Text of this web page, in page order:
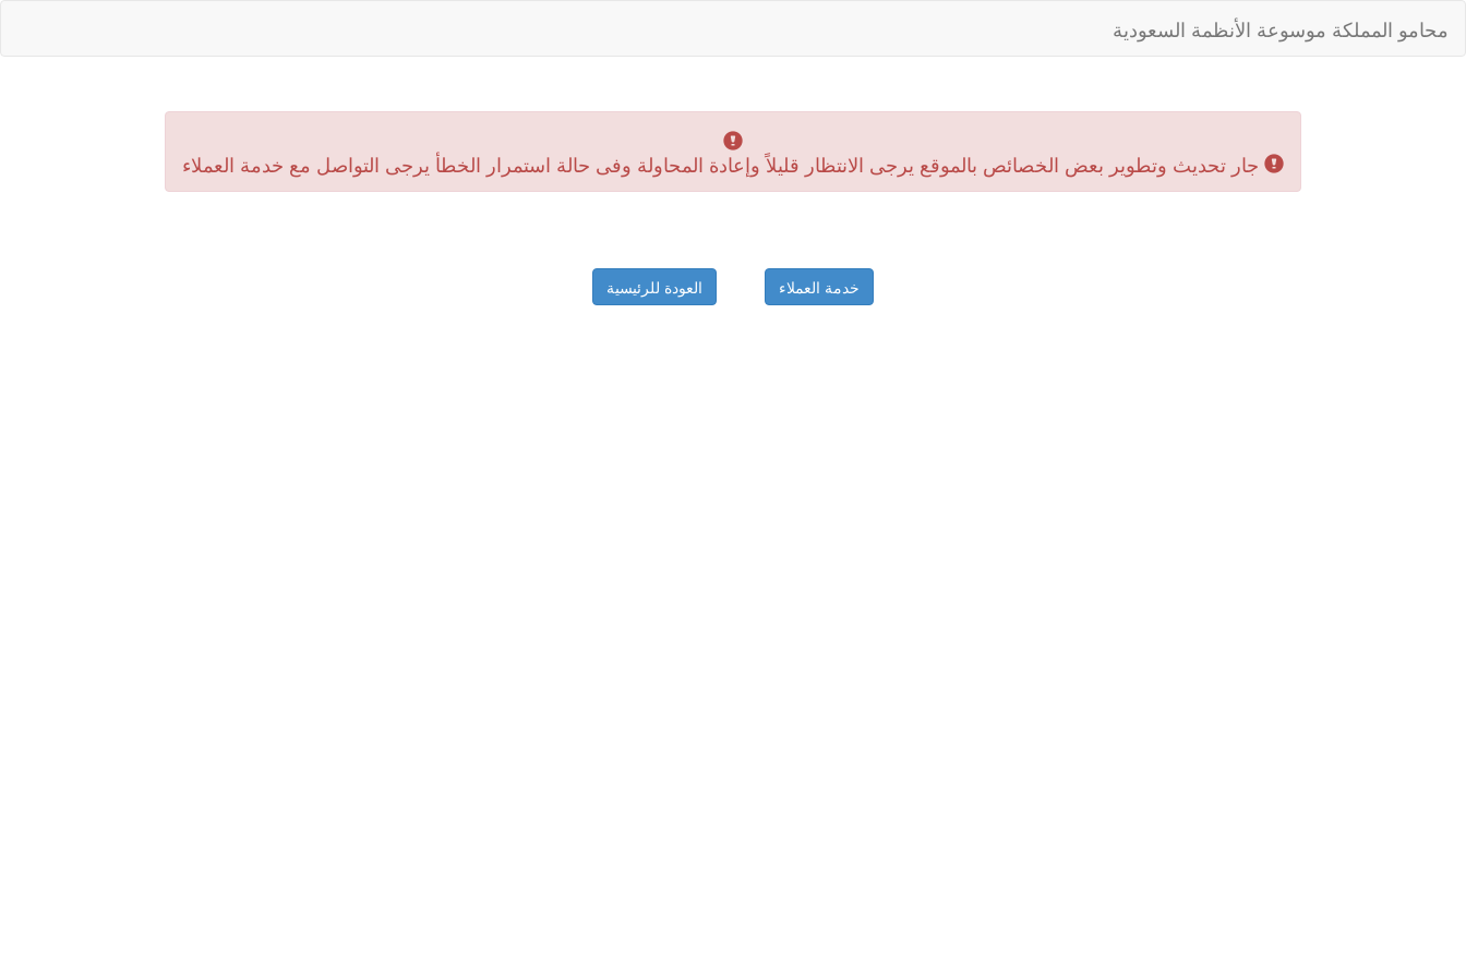
محامو المملكة موسوعة الأنظمة السعودية
جار تحديث وتطوير بعض الخصائص بالموقع يرجى الانتظار قليلاً وإعادة المحاولة وفى حالة استمرار الخطأ يرجى التواصل مع ‬خدمة العملاء
العودة للرئيسية خدمة العملاء